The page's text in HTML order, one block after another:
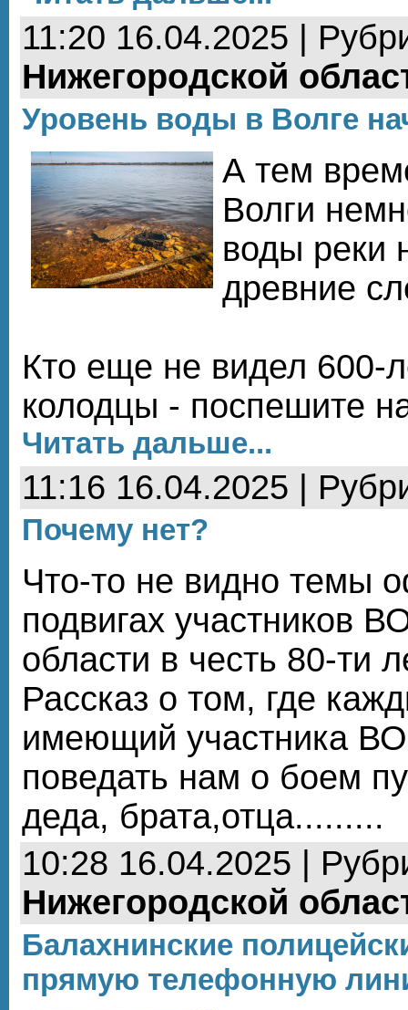
11:20 16.04.2025 |
Нижегородской
Уровень воды в Волге
А тем
Волги
воды реки
древние
Кто еще не видел 600-
колодцы - поспешите
Читать дальше...
11:16 16.04.2025 |
Почему нет?
Что-то не видно темы
подвигах участников
области в честь 80-ти
Рассказ о том, где
имеющий участника
поведать нам о боем
деда, брата,отца.........
10:28 16.04.2025 |
Нижегородской
Балахнинские
прямую телефонную